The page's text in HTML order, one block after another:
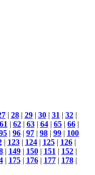
| 28| 29| 30| 31| 32|
61| 62| 63| 64| 65| 66|
| 96 | 97 | 98 | 99 | 100
| 123| 124| 125| 126|
| 149| 150| 151| 152|
| 175| 176| 177| 178|